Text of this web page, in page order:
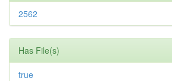
2562
Has File(s)
true